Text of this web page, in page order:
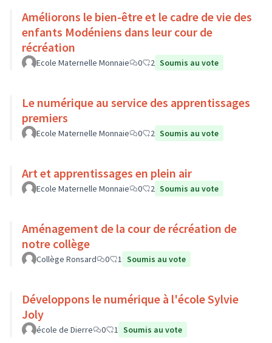
Améliorons le bien-être et le cadre de vie des
enfants Modéniens dans leur cour de
récréation
Ecole Maternelle Monnaie 0 2 Soumis au vote
Le numérique au service des apprentissages
premiers
Ecole Maternelle Monnaie 0 2 Soumis au vote
Art et apprentissages en plein air
Ecole Maternelle Monnaie 0 2 Soumis au vote
Aménagement de la cour de récréation de
notre collège
Collège Ronsard 0 1 Soumis au vote
Développons le numérique à l'école Sylvie
Joly
école de Dierre 0 1 Soumis au vote